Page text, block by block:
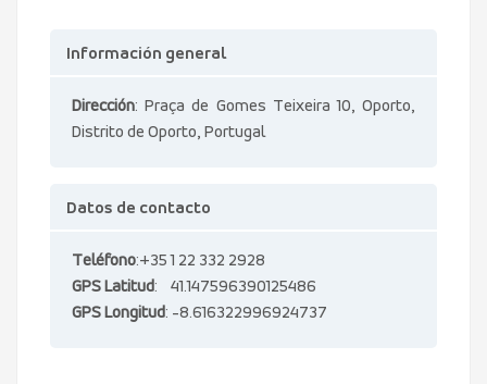
Información general
Dirección: Praça de Gomes Teixeira 10, Oporto,
Distrito de Oporto, Portugal
Datos de contacto
Teléfono:+35 1 22 332 2928
GPS Latitud: 41.147596390125486
GPS Longitud: -8.616322996924737